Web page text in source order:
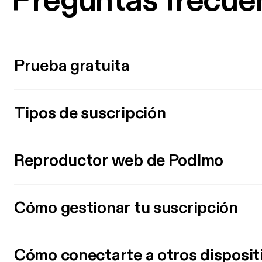
Prueba gratuita
Tipos de suscripción
Reproductor web de Podimo
Cómo gestionar tu suscripción
Cómo conectarte a otros